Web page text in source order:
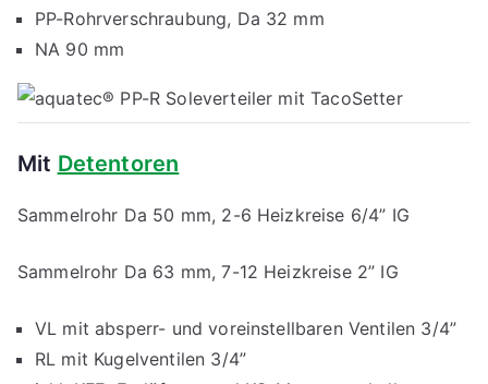
PP-Rohrverschraubung, Da 32 mm
NA 90 mm
Mit Detentoren
Sammelrohr Da 50 mm, 2-6 Heizkreise 6/4” IG
Sammelrohr Da 63 mm, 7-12 Heizkreise 2” IG
VL mit absperr- und voreinstellbaren Ventilen 3/4”
RL mit Kugelventilen 3/4”